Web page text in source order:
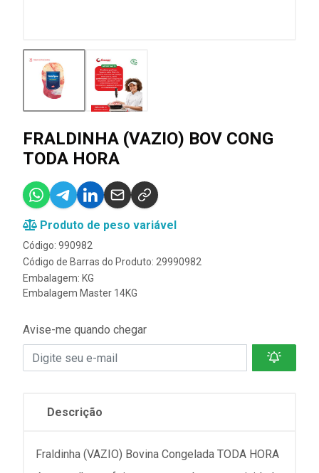
FRALDINHA (VAZIO) BOV CONG
TODA HORA
Produto de peso variável
Código: 990982
Código de Barras do Produto: 29990982
Embalagem: KG
Embalagem Master 14KG
Avise-me quando chegar
Descrição
Fraldinha (VAZIO) Bovina Congelada TODA HORA